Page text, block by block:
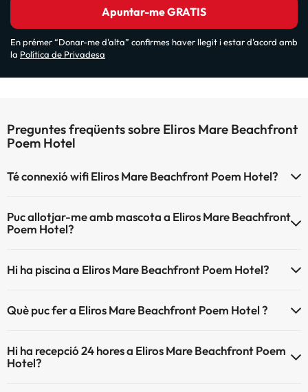
Apuntar-me GRATIS
En prémer “Donar-me d'alta” confirmes haver llegit i estar d'acord amb
la Política de Privadesa
Preguntes freqüents sobre Eliros Mare Beachfront
Poem Hotel
Té connexió wifi Eliros Mare Beachfront Poem Hotel?
Puc allotjar-me amb mascota a Eliros Mare Beachfront
Poem Hotel?
Hi ha piscina a Eliros Mare Beachfront Poem Hotel?
ser de pagament) Aquí tens més info sobre la piscina i altres
Piscina a l'aire lliure (temporada d'estiu)
Què puc fer a Eliros Mare Beachfront Poem Hotel ?
activitats (algunes poden ser de pagament).
Hi ha recepció 24 hores a Eliros Mare Beachfront Poem
Hotel?